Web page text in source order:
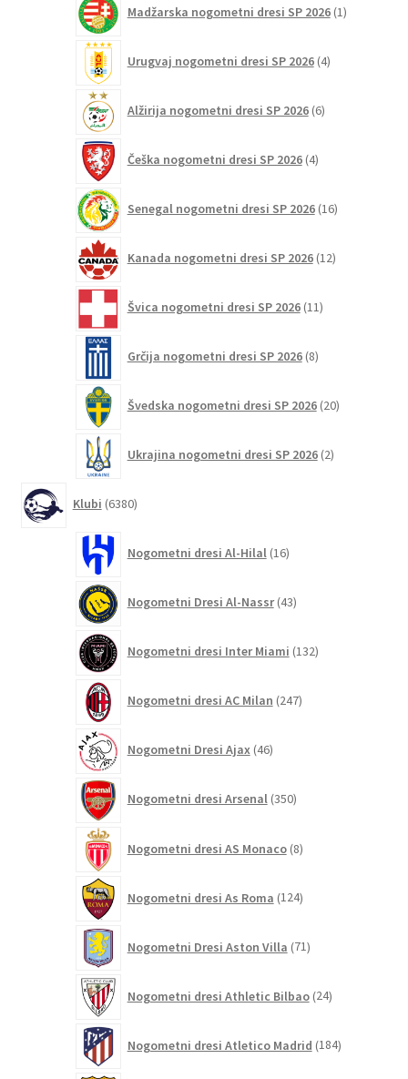
Madžarska nogometni dresi SP 2026 1izdelek
Urugvaj nogometni dresi SP 2026 4izdelki
Alžirija nogometni dresi SP 2026 6izdelkov
Češka nogometni dresi SP 2026 4izdelki
Senegal nogometni dresi SP 2026 16izdelkov
Kanada nogometni dresi SP 2026 12izdelkov
Švica nogometni dresi SP 2026 11izdelkov
Grčija nogometni dresi SP 2026 8izdelkov
Švedska nogometni dresi SP 2026 20izdelkov
Ukrajina nogometni dresi SP 2026 2izdelka
Klubi 6380izdelkov
Nogometni dresi Al-Hilal 16izdelkov
Nogometni Dresi Al-Nassr 43izdelkov
Nogometni dresi Inter Miami 132izdelkov
Nogometni dresi AC Milan 247izdelkov
Nogometni Dresi Ajax 46izdelkov
Nogometni dresi Arsenal 350izdelkov
Nogometni dresi AS Monaco 8izdelkov
Nogometni dresi As Roma 124izdelkov
Nogometni Dresi Aston Villa 71izdelkov
Nogometni dresi Athletic Bilbao 24izdelkov
Nogometni dresi Atletico Madrid 184izdelkov